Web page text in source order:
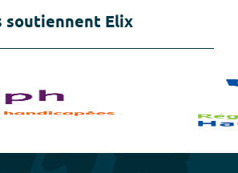
soutiennent Elix